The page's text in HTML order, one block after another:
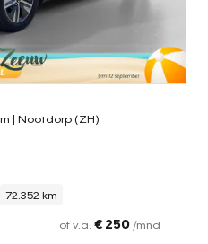
| Nootdorp (ZH)
72.352 km
of v.a. € 250 /mnd